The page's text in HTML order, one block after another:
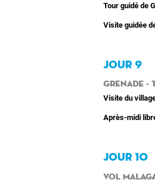
Tour guidé de
Visite guidée
JOUR 9
Grenade -
Visite du
Après-midi
JOUR 10
Vol